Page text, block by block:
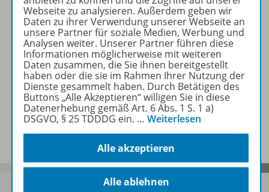
Zugehörige Produkte
Teilvorabdruck
Benachrichtigungs-Service
Webseite zu analysieren. Außerdem geben wir
Daten zu ihrer Verwendung unserer Webseite an
unsere Partner für soziale Medien, Werbung und
Analysen weiter. Unserer Partner führen diese
Informationen möglicherweise mit weiteren
Daten zusammen, die Sie ihnen bereitgestellt
haben oder die sie im Rahmen Ihrer Nutzung der
Dienste gesammelt haben. Durch Betätigen des
Buttons „Alle Akzeptieren“ willigen Sie in diese
Datenerhebung gemäß Art. 6 Abs. 1 S. 1 a)
DSGVO, § 25 TDDDG ein. … Weiterlesen
Alle akzeptieren
Alle ablehnen